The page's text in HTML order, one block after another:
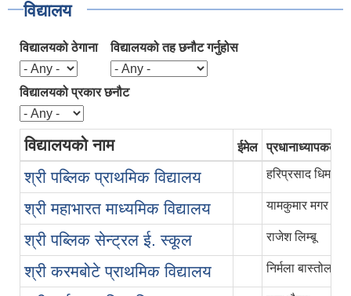
विद्यालय
विद्यालयको ठेगाना विद्यालयको तह छनौट गर्नुहोस
विद्यालयको प्रकार छनौट
विद्यालयको नाम ईमेल प्रधानाध्यापकको
श्री पब्लिक प्राथमिक विद्यालय हरिप्रसाद धिमाल
श्री महाभारत माध्यमिक विद्यालय यामकुमार मगर
श्री पब्लिक सेन्ट्रल ई. स्कूल राजेश लिम्बू
श्री करमबोटे प्राथमिक विद्यालय निर्मला बास्तोला